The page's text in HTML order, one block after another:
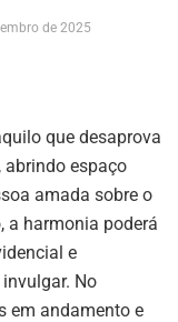
de 2025
que desaprova
abrindo espaço
amada sobre o
a harmonia poderá
e
No
em andamento e